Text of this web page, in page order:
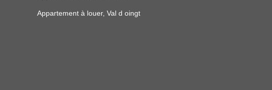
Appartement à louer, Val d oingt